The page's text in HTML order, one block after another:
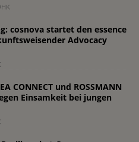
cosnova startet den essence
Advocacy
CONNECT und ROSSMANN
Einsamkeit bei jungen